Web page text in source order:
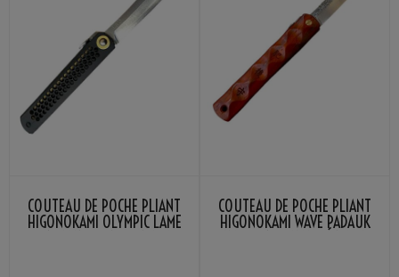
COUTEAU DE POCHE PLIANT
HIGONOKAMI OLYMPIC LAME
COUTEAU DE POCHE PLIANT
HIGONOKAMI WAVE PADAUK